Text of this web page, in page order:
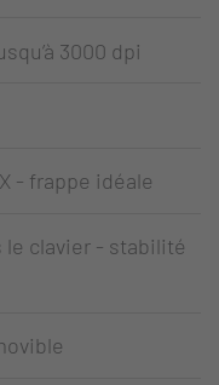
3000 dpi
- frappe idéale
clavier - stabilité